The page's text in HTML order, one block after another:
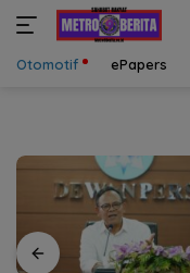
Otomotif ePapers